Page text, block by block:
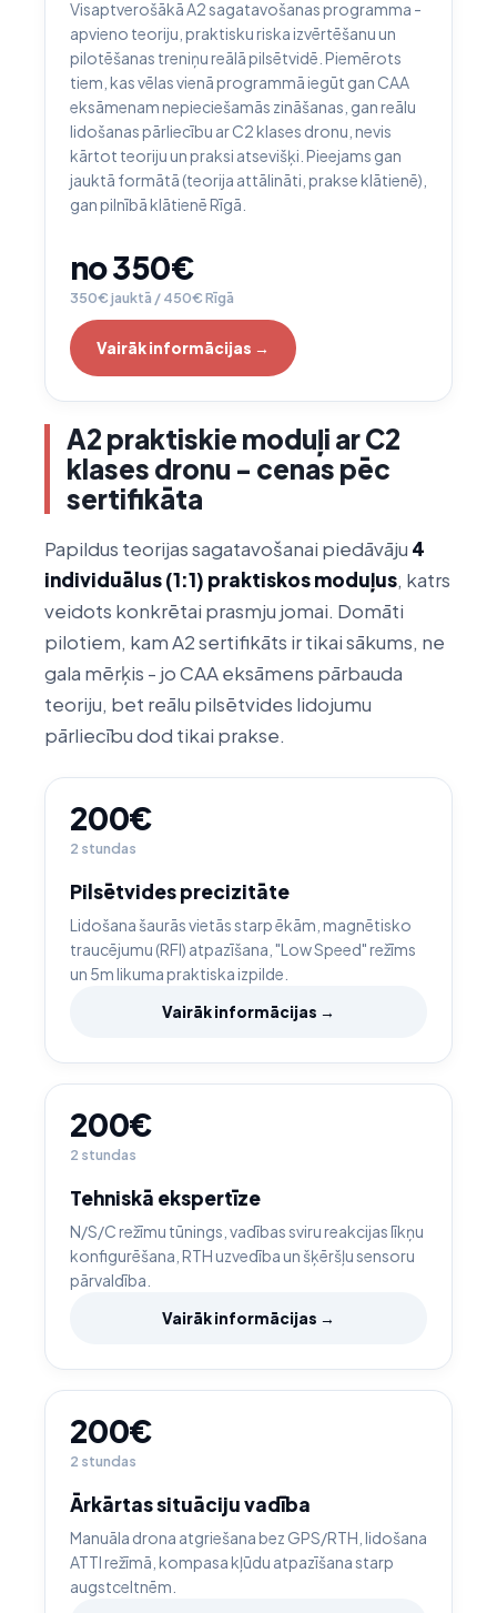
Visaptverošākā A2 sagatavošanas programma -
apvieno teoriju, praktisku riska izvērtēšanu un
pilotēšanas treniņu reālā pilsētvidē. Piemērots
tiem, kas vēlas vienā programmā iegūt gan CAA
eksāmenam nepieciešamās zināšanas, gan reālu
lidošanas pārliecību ar C2 klases dronu, nevis
kārtot teoriju un praksi atsevišķi. Pieejams gan
jauktā formātā (teorija attālināti, prakse klātienē),
gan pilnībā klātienē Rīgā.
no 350€
350€ jauktā / 450€ Rīgā
Vairāk informācijas →
A2 praktiskie moduļi ar C2
klases dronu - cenas pēc
sertifikāta
Papildus teorijas sagatavošanai piedāvāju 4
individuālus (1:1) praktiskos moduļus, katrs
veidots konkrētai prasmju jomai. Domāti
pilotiem, kam A2 sertifikāts ir tikai sākums, ne
gala mērķis - jo CAA eksāmens pārbauda
teoriju, bet reālu pilsētvides lidojumu
pārliecību dod tikai prakse.
200€
2 stundas
Pilsētvides precizitāte
Lidošana šaurās vietās starp ēkām, magnētisko
traucējumu (RFI) atpazīšana, "Low Speed" režīms
un 5m likuma praktiska izpilde.
Vairāk informācijas →
200€
2 stundas
Tehniskā ekspertīze
N/S/C režīmu tūnings, vadības sviru reakcijas līkņu
konfigurēšana, RTH uzvedība un šķēršļu sensoru
pārvaldība.
Vairāk informācijas →
200€
2 stundas
Ārkārtas situāciju vadība
Manuāla drona atgriešana bez GPS/RTH, lidošana
ATTI režīmā, kompasa kļūdu atpazīšana starp
augstceltnēm.